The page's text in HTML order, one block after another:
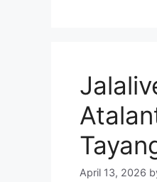
April 13, 2026